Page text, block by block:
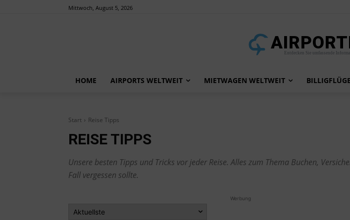
Mittwoch, August 5, 2026
Entdecken Sie umfassende
HOME AIRPORTS WELTWEIT MIETWAGEN WELTWEIT
Start Reise Tipps
REISE TIPPS
Unsere besten Tipps und Tricks vor jeder Reise. Alles zum Thema Buchen,
Fall vergessen sollte.
Werbung